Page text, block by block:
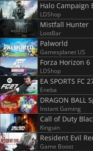
Halo Campaign
LDShop
Mistfall Hunter
LootBar
Palworld
Gamesplanet US
Forza Horizon 6
LDShop
EA SPORTS FC
Eneba
Instant Gaming
Call of Duty
Kinguin
Resident Evil
Game Boost